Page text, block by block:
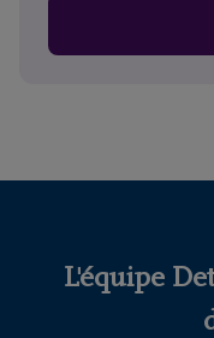
L'équipe